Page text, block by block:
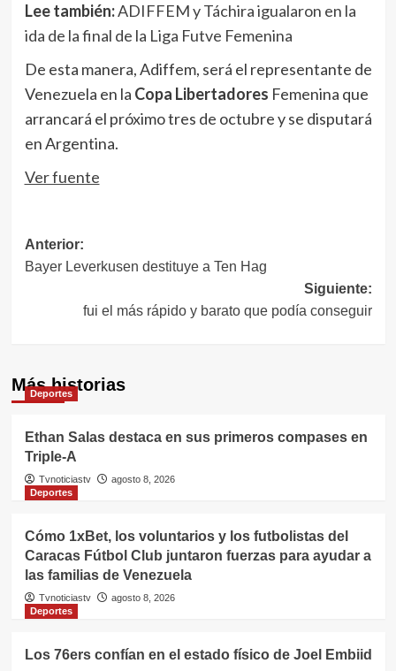
Lee también:ADIFFEM y Táchira igualaron en la
ida de la final de la Liga Futve Femenina
De esta manera, Adiffem, será el representante de
Venezuela en la Copa Libertadores Femenina que
arrancará el próximo tres de octubre y se disputará
en Argentina.
Ver fuente
Navegación
de
entradas
Anterior:
Bayer Leverkusen destituye a Ten Hag
Siguiente:
fui el más rápido y barato que podía conseguir
Más historias
Deportes
Ethan Salas destaca en sus primeros compases en
Triple-A
Tvnoticiastv
agosto 8, 2026
Deportes
Cómo 1xBet, los voluntarios y los futbolistas del
Caracas Fútbol Club juntaron fuerzas para ayudar a
las familias de Venezuela
Tvnoticiastv
agosto 8, 2026
Deportes
Los 76ers confían en el estado físico de Joel Embiid